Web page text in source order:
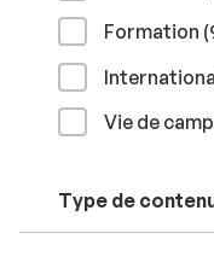
Formation
Vie de
Type de